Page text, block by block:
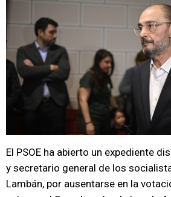
El PSOE ha abierto un expediente
y secretario general de los
Lambán, por ausentarse en la